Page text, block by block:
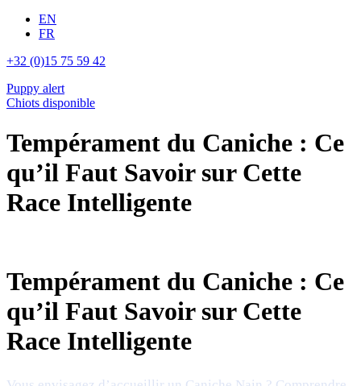
EN
FR
+32 (0)15 75 59 42
Puppy alert
Chiots disponible
Tempérament du Caniche : Ce
qu’il Faut Savoir sur Cette
Race Intelligente
Tempérament du Caniche : Ce
qu’il Faut Savoir sur Cette
Race Intelligente